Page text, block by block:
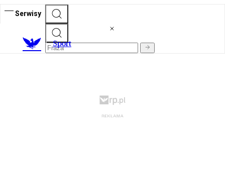
Serwisy
Sport